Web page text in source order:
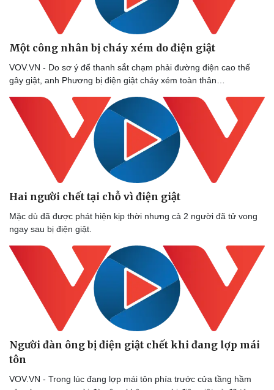
Một công nhân bị cháy xém do điện giật
VOV.VN - Do sơ ý để thanh sắt chạm phải đường điện cao thế
gây giật, anh Phương bị điện giật cháy xém toàn thân…
Hai người chết tại chỗ vì điện giật
Mặc dù đã được phát hiện kịp thời nhưng cả 2 người đã tử vong
ngay sau bị điện giật.
Người đàn ông bị điện giật chết khi đang lợp mái
tôn
VOV.VN - Trong lúc đang lợp mái tôn phía trước cửa tầng hầm